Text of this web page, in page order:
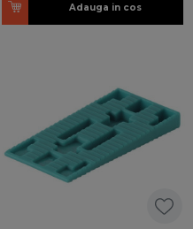
Adauga in cos